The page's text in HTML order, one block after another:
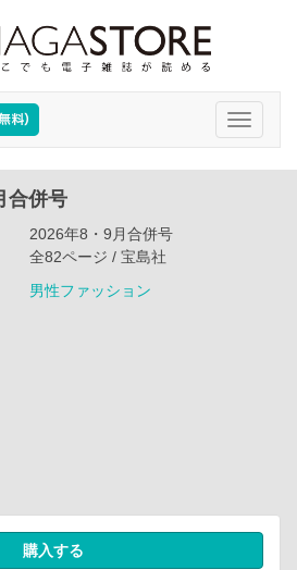
Toggle
合併号
2026年8・9月合併号
全82ページ / 宝島社
男性ファッション
購入する